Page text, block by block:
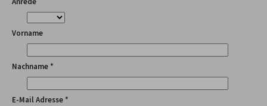
Vorname
Nachname *
E-Mail Adresse *